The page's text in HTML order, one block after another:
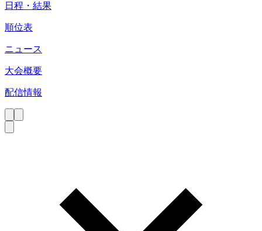
日程・結果
順位表
ニュース
大会概要
配信情報